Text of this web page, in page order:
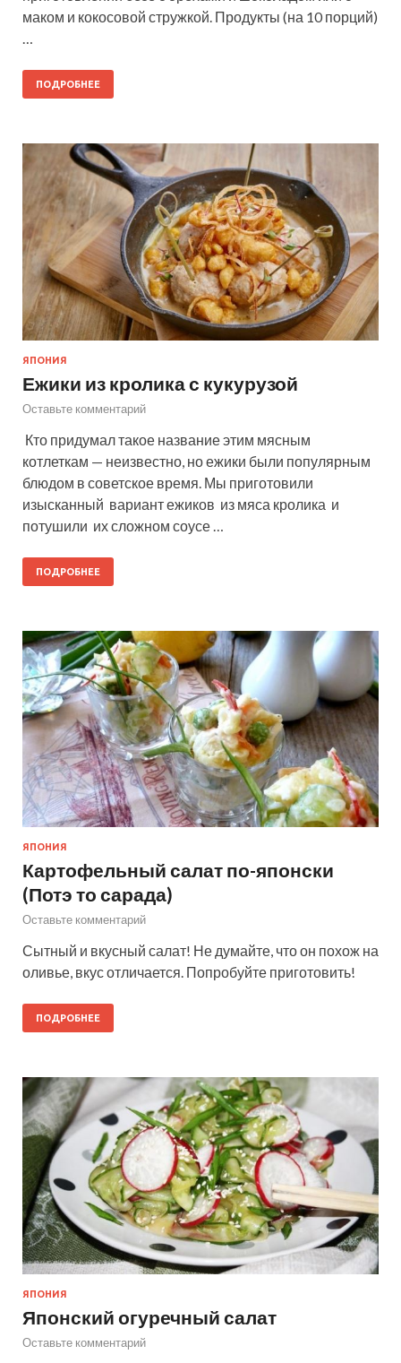
маком и кокосовой стружкой. Продукты (на 10 порций)
…
ПОДРОБНЕЕ
ЯПОНИЯ
Ежики из кролика с кукурузой
Оставьте комментарий
Кто придумал такое название этим мясным
котлеткам — неизвестно, но ежики были популярным
блюдом в советское время. Мы приготовили
изысканный вариант ежиков из мяса кролика и
потушили их сложном соусе …
ПОДРОБНЕЕ
ЯПОНИЯ
Картофельный салат по-японски
(Потэ то сарада)
Оставьте комментарий
Сытный и вкусный салат! Не думайте, что он похож на
оливье, вкус отличается. Попробуйте приготовить!
ПОДРОБНЕЕ
ЯПОНИЯ
Японский огуречный салат
Оставьте комментарий